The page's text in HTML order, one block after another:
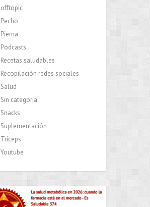
offtopic
Pecho
Pierna
Podcasts
Recetas saludables
Recopilación redes sociales
Salud
Sin categoría
Snacks
Suplementación
Tríceps
Youtube